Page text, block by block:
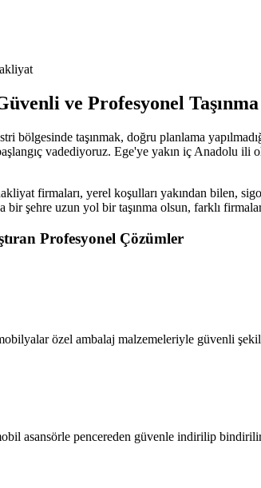
ve Profesyonel Taşınma
bölgesinde taşınmak, doğru planlama
vadediyoruz. Ege'ye yakın iç Anadolu
firmaları, yerel koşulları yakından bilen,
bir şehre uzun yol bir taşınma olsun, farklı
Profesyonel Çözümler
özel ambalaj malzemeleriyle güvenli
asansörle pencereden güvenle indirilip